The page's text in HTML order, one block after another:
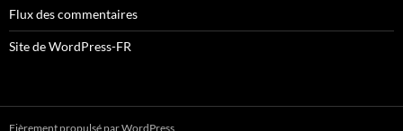
Flux des commentaires
Site de WordPress-FR
Fièrement propulsé par WordPress